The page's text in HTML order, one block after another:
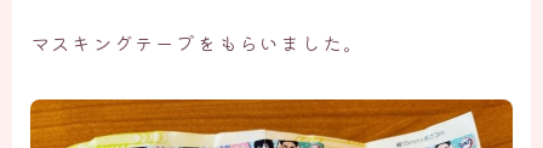
マスキングテープをもらいました。